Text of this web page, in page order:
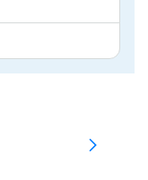
de
ajuda a dar